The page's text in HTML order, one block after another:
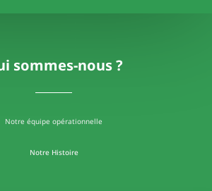
sommes-nous ?
Notre équipe opérationnelle
Notre Histoire